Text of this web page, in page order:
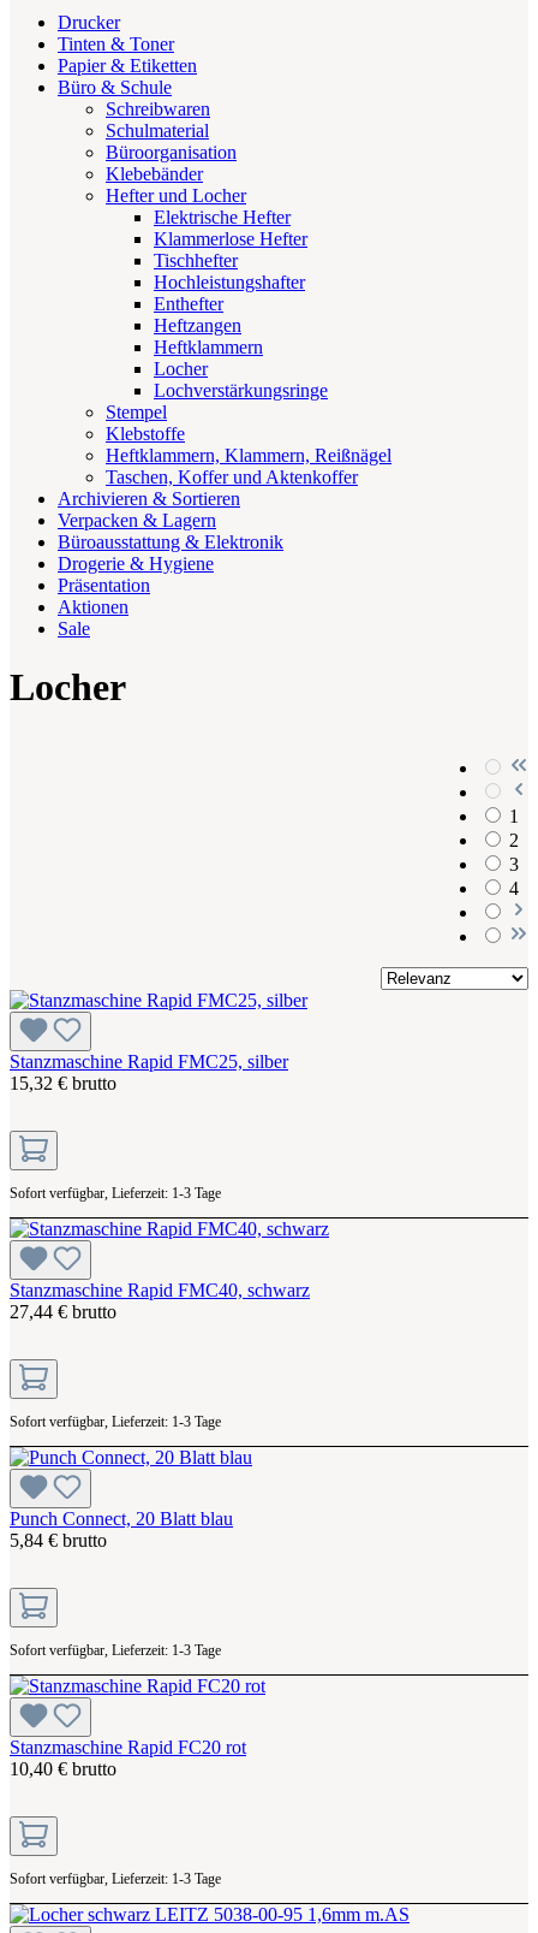
Drucker
Tinten & Toner
Papier & Etiketten
Büro & Schule
Schreibwaren
Schulmaterial
Büroorganisation
Klebebänder
Hefter und Locher
Elektrische Hefter
Klammerlose Hefter
Tischhefter
Hochleistungshafter
Enthefter
Heftzangen
Heftklammern
Locher
Lochverstärkungsringe
Stempel
Klebstoffe
Heftklammern, Klammern, Reißnägel
Taschen, Koffer und Aktenkoffer
Archivieren & Sortieren
Verpacken & Lagern
Büroausstattung & Elektronik
Drogerie & Hygiene
Präsentation
Aktionen
Sale
Locher
1
2
3
4
Stanzmaschine Rapid FMC25, silber
15,32 € brutto
Sofort verfügbar, Lieferzeit: 1-3 Tage
Stanzmaschine Rapid FMC40, schwarz
27,44 € brutto
Sofort verfügbar, Lieferzeit: 1-3 Tage
Punch Connect, 20 Blatt blau
5,84 € brutto
Sofort verfügbar, Lieferzeit: 1-3 Tage
Stanzmaschine Rapid FC20 rot
10,40 € brutto
Sofort verfügbar, Lieferzeit: 1-3 Tage